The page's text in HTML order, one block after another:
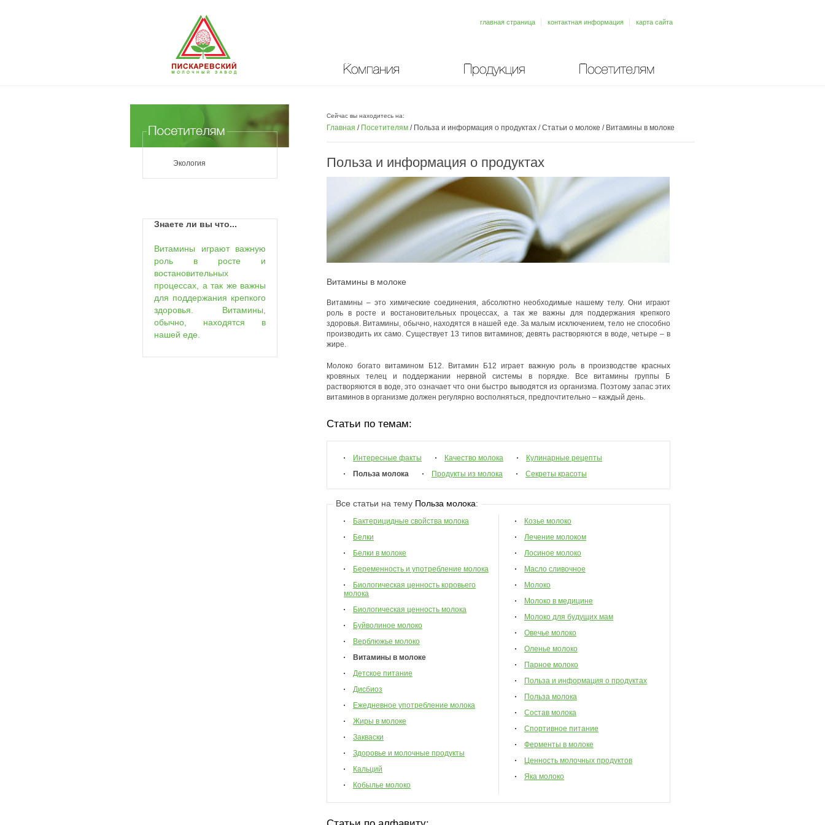
Компания Продукция Посетителям
главная страница контактная информация карта сайта
Экология
Знаете ли вы что...
Витамины играют важную
роль в росте и
востановительных
процессах, а так же важны
для поддержания крепкого
здоровья. Витамины,
обычно, находятся в
нашей еде.
Сейчас вы находитесь на:
Главная / Посетителям / Польза и информация о продуктах /Статьи о молоке / Витамины в молоке
Польза и информация о продуктах
Витамины в молоке
Витамины – это химические соединения, абсолютно необходимые нашему телу. Они играют
роль в росте и востановительных процессах, а так же важны для поддержания крепкого
здоровья. Витамины, обычно, находятся в нашей еде. За малым исключением, тело не способно
производить их само. Существует 13 типов витаминов; девять растворяются в воде, четыре – в
жире.
Молоко богато витамином Б12. Витамин Б12 играет важную роль в производстве красных
кровяных телец и поддержании нервной системы в порядке. Все витамины группы Б
растворяются в воде, это означает что они быстро выводятся из организма. Поэтому запас этих
витаминов в организме должен регулярно восполняться, предпочтительно – каждый день.
Статьи по темам:
Интересные факты Качество молока
Кулинарные рецепты
Польза молока
Продукты из молока Секреты красоты
Все статьи на тему Польза молока:
Бактерицидные свойства молока
Белки
Белки в молоке
Беременность и употребление молока
Биологическая ценность коровьего
молока
Биологическая ценность молока
Буйволиное молоко
Верблюжье молоко
Витамины в молоке
Детское питание
Дисбиоз
Ежедневное употребление молока
Жиры в молоке
Закваски
Здоровье и молочные продукты
Кальций
Кобылье молоко
Козье молоко
Лечение молоком
Лосиное молоко
Масло сливочное
Молоко
Молоко в медицине
Молоко для будущих мам
Овечье молоко
Оленье молоко
Парное молоко
Польза и информация о продуктах
Польза молока
Состав молока
Спортивное питание
Ферменты в молоке
Ценность молочных продуктов
Яка молоко